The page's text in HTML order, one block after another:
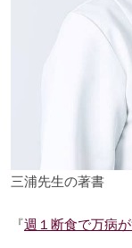
三浦先生の著書
『週１断食で万病が